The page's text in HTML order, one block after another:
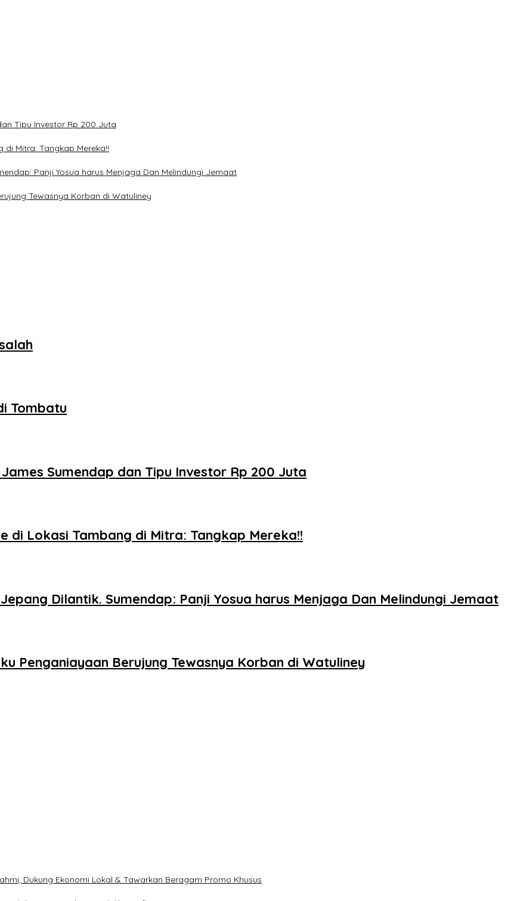
Tipu Investor Rp 200 Juta
di Mitra: Tangkap Mereka!!
Panji Yosua harus Menjaga Dan Melindungi Jemaat
Tewasnya Korban di Watuliney
Tombatu
Sumendap dan Tipu Investor Rp 200 Juta
di Lokasi Tambang di Mitra: Tangkap Mereka!!
Dilantik. Sumendap: Panji Yosua harus Menjaga Dan Melindungi Jemaat
Penganiayaan Berujung Tewasnya Korban di Watuliney
Dukung Ekonomi Lokal & Tawarkan Beragam Promo Khusus